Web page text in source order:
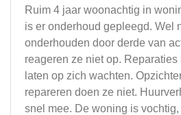
Ruim 4 jaar woonachtig in
is er onderhoud gepleegd. Wel
onderhouden door derde van
reageren ze niet op.
laten op zich wachten.
repareren doen ze niet.
snel mee. De woning is vochtig,